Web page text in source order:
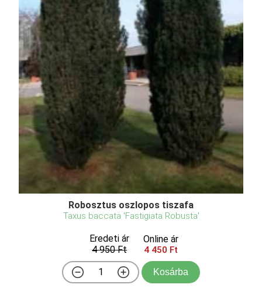
Robosztus oszlopos tiszafa
Taxus baccata 'Fastigiata Robusta'
Eredeti ár
4 950 Ft
Online ár
4 450 Ft
Kosárba